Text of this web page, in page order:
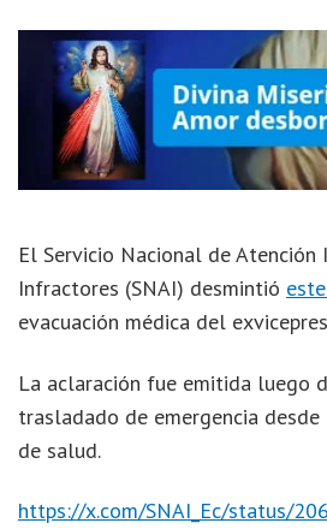
El Servicio Nacional de
Infractores (SNAI) desmintió
evacuación médica del
La aclaración fue emitida luego
trasladado de emergencia
de salud.
https://x.com/SNAI_Ec/status/